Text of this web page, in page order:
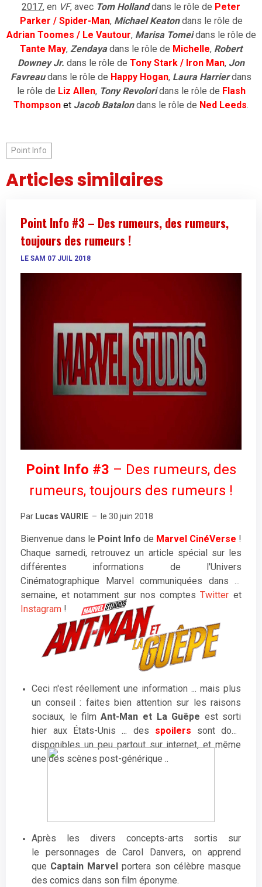
2017, en VF, avec Tom Holland dans le rôle de Peter
Parker / Spider-Man, Michael Keaton dans le rôle de
Adrian Toomes / Le Vautour, Marisa Tomei dans le rôle de
Tante May, Zendayadans le rôle de Michelle, Robert
Downey Jr. dans le rôle de Tony Stark / Iron Man, Jon
Favreau dans le rôle de Happy Hogan, Laura Harrierdans
le rôle de Liz Allen, Tony Revoloridans le rôle de Flash
Thompson et Jacob Batalondans le rôle de Ned Leeds.
Point Info
Articles similaires
Point Info #3 – Des rumeurs, des rumeurs,
toujours des rumeurs !
LE SAM 07 JUIL 2018
Point Info #3 – Des rumeurs, des
rumeurs, toujours des rumeurs !
Par Lucas VAURIE – le 30 juin 2018
Bienvenue dans le Point Info de Marvel CinéVerse !
Chaque samedi, retrouvez un article spécial sur les
différentes informations de l'Univers
Cinématographique Marvel communiquées dans la
semaine, et notamment sur nos comptes Twitter et
Instagram !
Ceci n'est réellement une information ... mais plus
un conseil : faites bien attention sur les raisons
sociaux, le filmAnt-Man et La Guêpe est sorti
hier aux États-Unis ... des spoilers sont donc
disponibles un peu partout sur internet, et même
une des scènes post-générique ..
Après les divers concepts-arts sortis sur
le personnages de Carol Danvers, on apprend
que Captain Marvel portera son célèbre masque
des comics dans son film éponyme.